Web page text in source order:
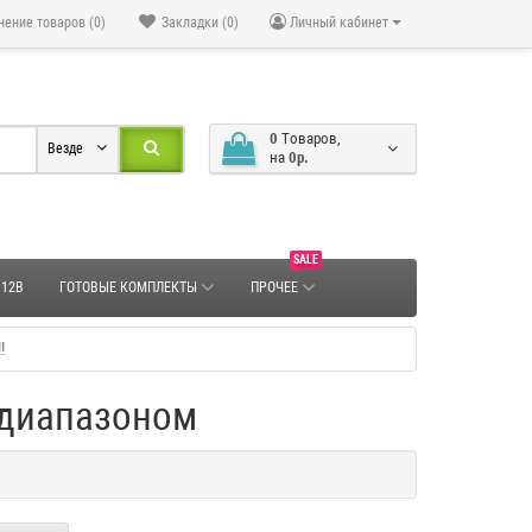
Личный кабинет
Закладки (0)
товаров (0)
0 Tоваров,
на 0р.
Везде
ГОТОВЫЕ КОМПЛЕКТЫ
SALE
ПРОЧЕЕ